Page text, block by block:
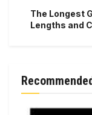
The Longest
Lengths and